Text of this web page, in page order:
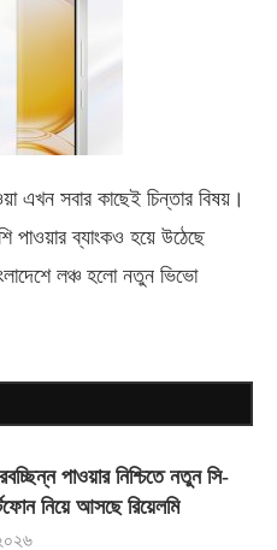
এখন সবার কাছেই চিন্তার বিষয়।
পাওয়ার ব্যাংকও হয়ে উঠেছে
লঞ্চ হলো নতুন ভিভো
পাওয়ার নিশ্চিতে নতুন সি-
নিয়ে আসছে রিয়েলমি